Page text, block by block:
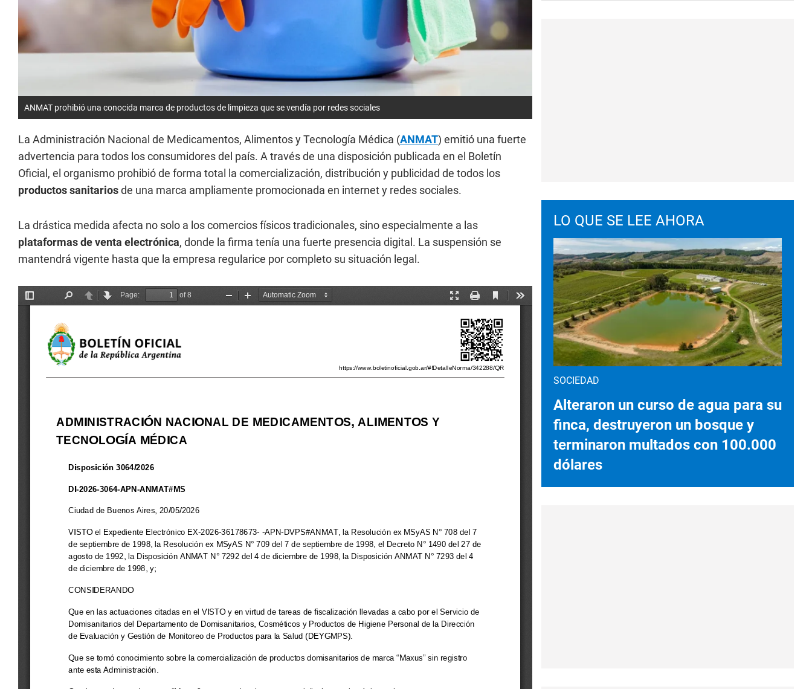
ANMAT prohibió una conocida marca de productos de limpieza que se vendía por redes sociales
La Administración Nacional de Medicamentos, Alimentos y Tecnología Médica (ANMAT) emitió una fuerte
advertencia para todos los consumidores del país. A través de una disposición publicada en el Boletín
Oficial, el organismo prohibió de forma total la comercialización, distribución y publicidad de todos los
productos sanitariosde una marca ampliamente promocionada en internet y redes sociales.
La drástica medida afecta no solo a los comercios físicos tradicionales, sino especialmente a las
plataformas de venta electrónica, donde la firma tenía una fuerte presencia digital. La suspensión se
mantendrá vigente hasta que la empresa regularice por completo su situación legal.
LO QUE SE LEE AHORA
SOCIEDAD
Alteraron un curso de agua para su
finca, destruyeron un bosque y
terminaron multados con 100.000
dólares